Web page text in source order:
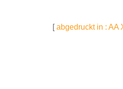
[abgedruckt in : AA